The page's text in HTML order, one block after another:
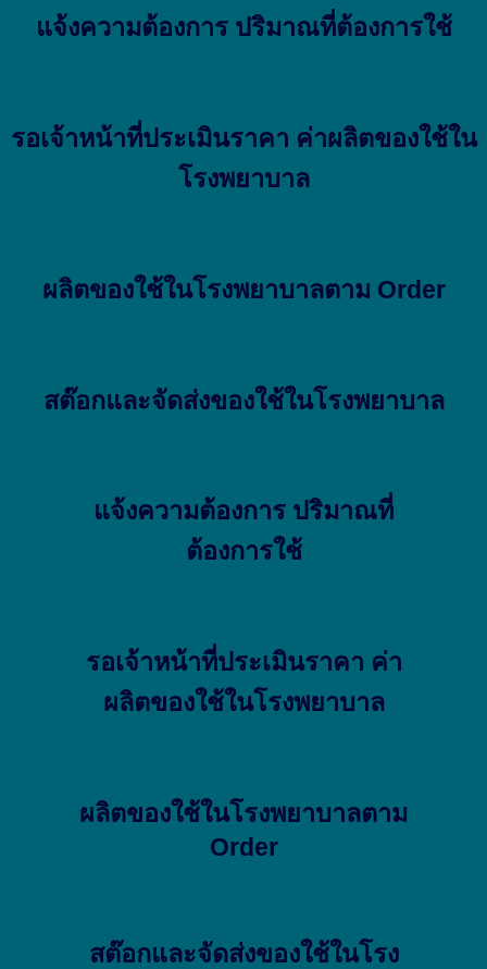
แจ้งความต้องการ ปริมาณที่ต้องการใช้
รอเจ้าหน้าที่ประเมินราคา ค่าผลิตของใช้ใน
โรงพยาบาล
ผลิตของใช้ในโรงพยาบาลตาม Order
สต๊อกและจัดส่งของใช้ในโรงพยาบาล
แจ้งความต้องการ ปริมาณที่
ต้องการใช้
รอเจ้าหน้าที่ประเมินราคา ค่า
ผลิตของใช้ในโรงพยาบาล
ผลิตของใช้ในโรงพยาบาลตาม
Order
สต๊อกและจัดส่งของใช้ในโรง